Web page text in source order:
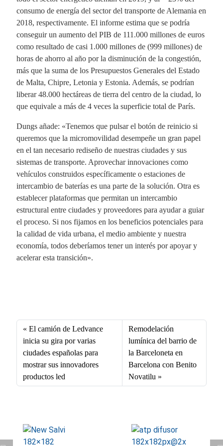
consumo de energía del sector del transporte de Alemania en
2018, respectivamente. El informe estima que se podría
conseguir un aumento del PIB de 111.000 millones de euros
como resultado de casi 1.000 millones de (999 millones) de
horas de ahorro al año por la disminución de la congestión,
más que la suma de los Presupuestos Generales del Estado
de Malta, Chipre, Letonia y Estonia. Además, se podrían
liberar 48.000 hectáreas de tierra del centro de la ciudad, lo
que equivale a más de 4 veces la superficie total de París.
Dungs añade: «Tenemos que pulsar el botón de reinicio si
queremos que la micromovilidad desempeñe un gran papel
en el tan necesario rediseño de nuestras ciudades y sus
sistemas de transporte. Aprovechar innovaciones como
vehículos construidos específicamente o estaciones de
intercambio de baterías es una parte de la solución. Otra es
establecer plataformas que permitan un intercambio
estructural entre ciudades y proveedores para ayudar a guiar
el proceso. Si nos fijamos en los beneficios potenciales para
la calidad de vida urbana, el medio ambiente y nuestra
economía, todos deberíamos tener un interés por apoyar y
acelerar esta transición».
bo
ok
ed
In
ail
pp
El camión de Ledvance
inicia su gira por varias
ciudades españolas para
mostrar sus innovadores
productos led
Remodelación
lumínica del barrio de
la Barceloneta en
Barcelona con Benito
Novatilu